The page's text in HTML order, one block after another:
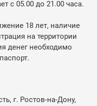
с 05.00 до 21.00 часа.
18 лет, наличие
на территории
денег необходимо
г. Ростов-на-Дону,